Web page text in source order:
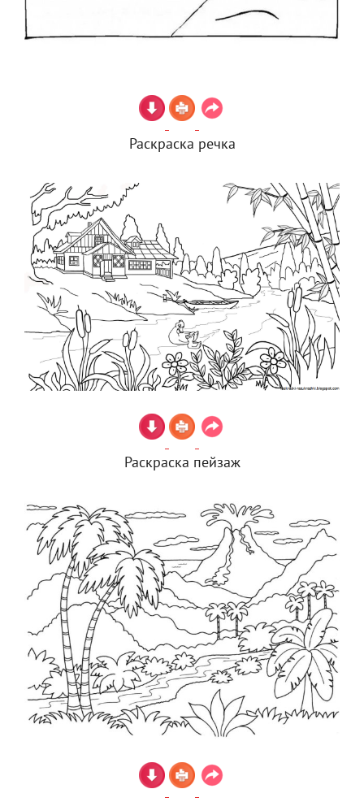
Раскраска речка
Раскраска пейзаж